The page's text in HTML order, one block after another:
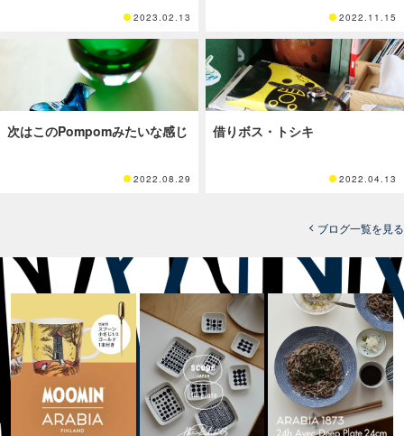
2023.02.13 2022.11.15
次はこのPompomみたいな感じ
2022.08.29
借りボス・トシキ
2022.04.13
ブログ一覧を見る